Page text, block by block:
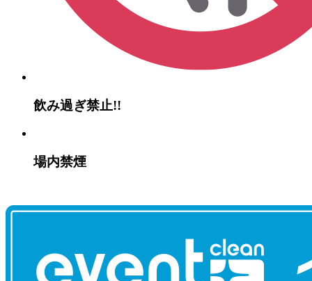
飲み過ぎ禁止!!
場内禁煙